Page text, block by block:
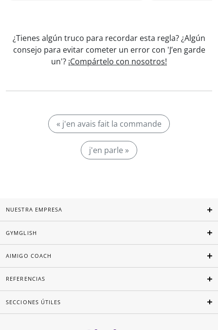
¿Tienes algún truco para recordar esta regla? ¿Algún
consejo para evitar cometer un error con 'J’en garde
un'? ¡Compártelo con nosotros!
« j'en avais fait la commande
j'en parle »
NUESTRA EMPRESA
GYMGLISH
AIMIGO COACH
REFERENCIAS
SECCIONES ÚTILES